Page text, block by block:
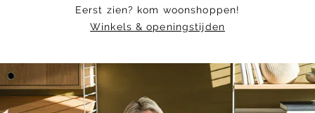
Eerst zien? kom woonshoppen!
Winkels & openingstijden